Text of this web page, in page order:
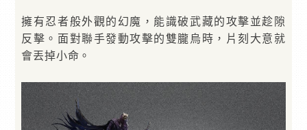
擁有忍者般外觀的幻魔，能識破武藏的攻擊並趁隙
反擊。面對聯手發動攻擊的雙朧烏時，片刻大意就
會丟掉小命。